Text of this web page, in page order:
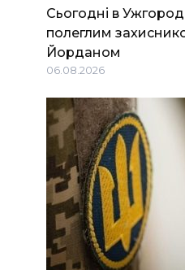
Сьогодні в
полеглим
Йорданом
06.08.2026